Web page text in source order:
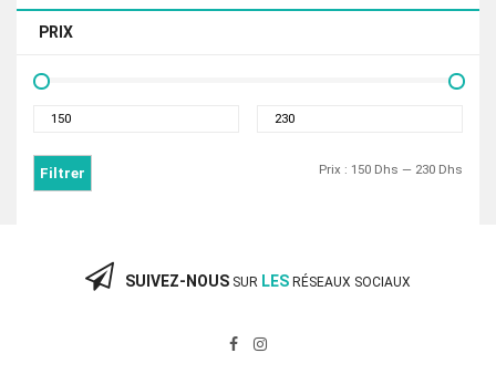
PRIX
Filtrer Prix : 150 Dhs — 230 Dhs
SUIVEZ-NOUS SUR LES RÉSEAUX SOCIAUX